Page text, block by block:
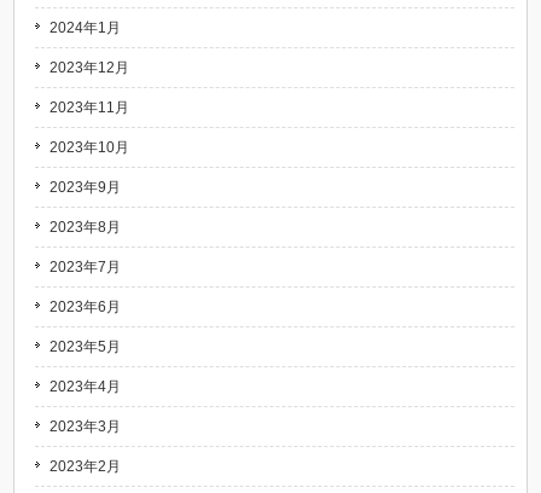
2024年1月
2023年12月
2023年11月
2023年10月
2023年9月
2023年8月
2023年7月
2023年6月
2023年5月
2023年4月
2023年3月
2023年2月